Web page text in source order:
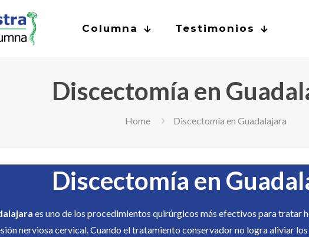
Columna Testimonios
Discectomía en
Home Discectomía en Guadalajara
Discectomía en
es uno de los procedimientos quirúrgicos más efectivos para tratar
nerviosa cervical. Cuando el tratamiento conservador no logra aliviar